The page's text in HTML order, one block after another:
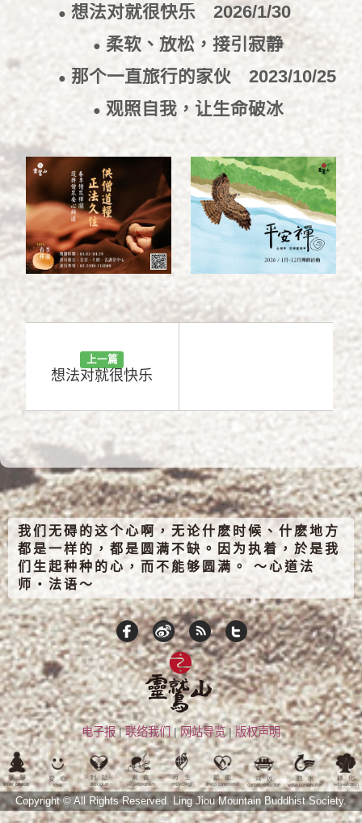
● 想法对就很快乐 2026/1/30
● 柔软、放松，接引寂静
2026/1/27
● 那个一直旅行的家伙 2023/10/25
● 观照自我，让生命破冰
上一篇
想法对就很快乐
我们无碍的这个心啊，无论什麽时候、什麽地方
都是一样的，都是圆满不缺。因为执着，於是我
们生起种种的心，而不能够圆满。 ～心道法
师‧法语～
电子报|联络我们 |网站导览| 版权声明
Copyright © All Rights Reserved. Ling Jiou Mountain Buddhist Society.